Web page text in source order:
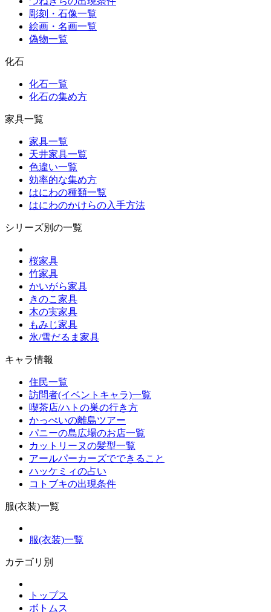
彫刻・石像一覧
絵画・名画一覧
偽物一覧
化石
化石一覧
化石の集め方
家具一覧
家具一覧
天井家具一覧
色違い一覧
効率的な集め方
はにわの種類一覧
はにわのかけらの入手方法
シリーズ別の一覧
桜家具
竹家具
かいがら家具
きのこ家具
木の実家具
もみじ家具
氷/雪だるま家具
キャラ情報
住民一覧
訪問者(イベントキャラ)一覧
喫茶店/ハトの巣の行き方
かっぺいの離島ツアー
パニーの島広場のお店一覧
カットリーヌの髪型一覧
アールパーカーズでできること
ハッケミィの占い
コトブキの出現条件
服(衣装)一覧
服(衣装)一覧
カテゴリ別
トップス
ボトムス